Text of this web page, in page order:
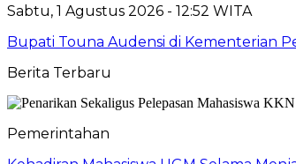
Sabtu, 1 Agustus 2026 - 12:52 WITA
Bupati Touna Audensi di Kementerian
Berita Terbaru
Pemerintahan